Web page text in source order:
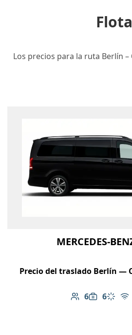
Los precios para la ruta Berlín
MERCEDES-
Precio del traslado Berlín —
6
Número de
6
Capacidad
Aire